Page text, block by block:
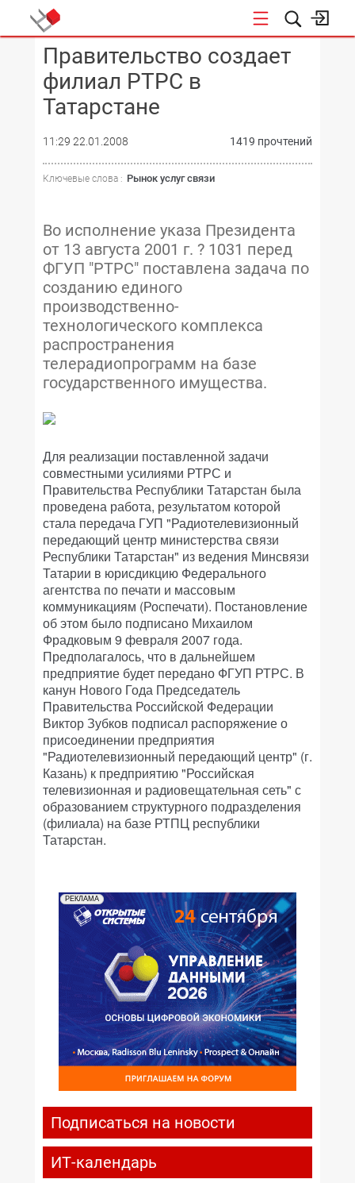
КОНФЕРЕНЦИИ
Правительство создает
филиал РТРС в
Татарстане
11:29 22.01.2008 1419 прочтений
Ключевые слова : Рынок услуг связи
Во исполнение указа Президента
от 13 августа 2001 г. ? 1031 перед
ФГУП "РТРС" поставлена задача по
созданию единого
производственно-
технологического комплекса
распространения
телерадиопрограмм на базе
государственного имущества.
Для реализации поставленной задачи
совместными усилиями РТРС и
Правительства Республики Татарстан была
проведена работа, результатом которой
стала передача ГУП "Радиотелевизионный
передающий центр министерства связи
Республики Татарстан" из ведения Минсвязи
Татарии в юрисдикцию Федерального
агентства по печати и массовым
коммуникациям (Роспечати). Постановление
об этом было подписано Михаилом
Фрадковым 9 февраля 2007 года.
Предполагалось, что в дальнейшем
предприятие будет передано ФГУП РТРС. В
канун Нового Года Председатель
Правительства Российской Федерации
Виктор Зубков подписал распоряжение о
присоединении предприятия
"Радиотелевизионный передающий центр" (г.
Казань) к предприятию "Российская
телевизионная и радиовещательная сеть" с
образованием структурного подразделения
(филиала) на базе РТПЦ республики
Татарстан.
РЕКЛАМА
Подписаться на новости
ИТ-календарь